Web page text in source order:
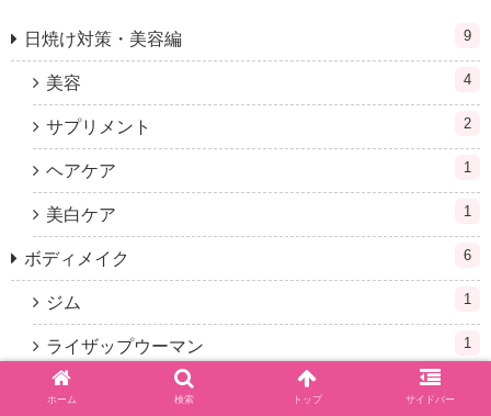
日焼け対策・美容編 9
美容 4
サプリメント 2
ヘアケア 1
美白ケア 1
ボディメイク 6
ジム 1
ライザップウーマン 1
ライザップ
ホーム 検索 トップ サイドバー